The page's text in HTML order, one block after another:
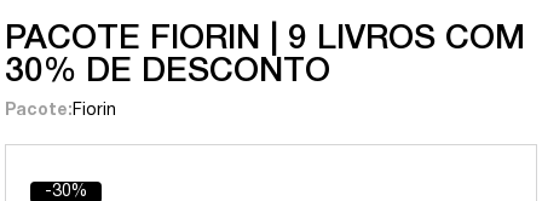
PACOTE FIORIN | 9 LIVROS COM
30% DE DESCONTO
Pacote: Fiorin
-30%